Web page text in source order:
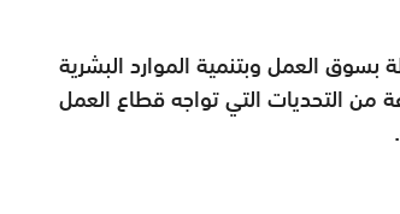
العمل وبتنمية الموارد البشرية
إلا أن هنالك مجموعة من التحديات التي تواجه قطاع العمل